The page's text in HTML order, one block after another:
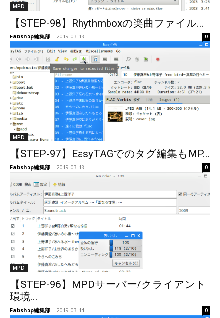
MPD
【STEP-98】Rhythmboxの楽曲ファイル...
Fabshop編集部 - 2019-03-18 0
MPD
【STEP-97】EasyTAGでのタグ編集もMP...
Fabshop編集部 - 2019-03-18 0
MPD
【STEP-96】MPDサーバー/クライアント
環境...
Fabshop編集部 - 2019-03-14 0